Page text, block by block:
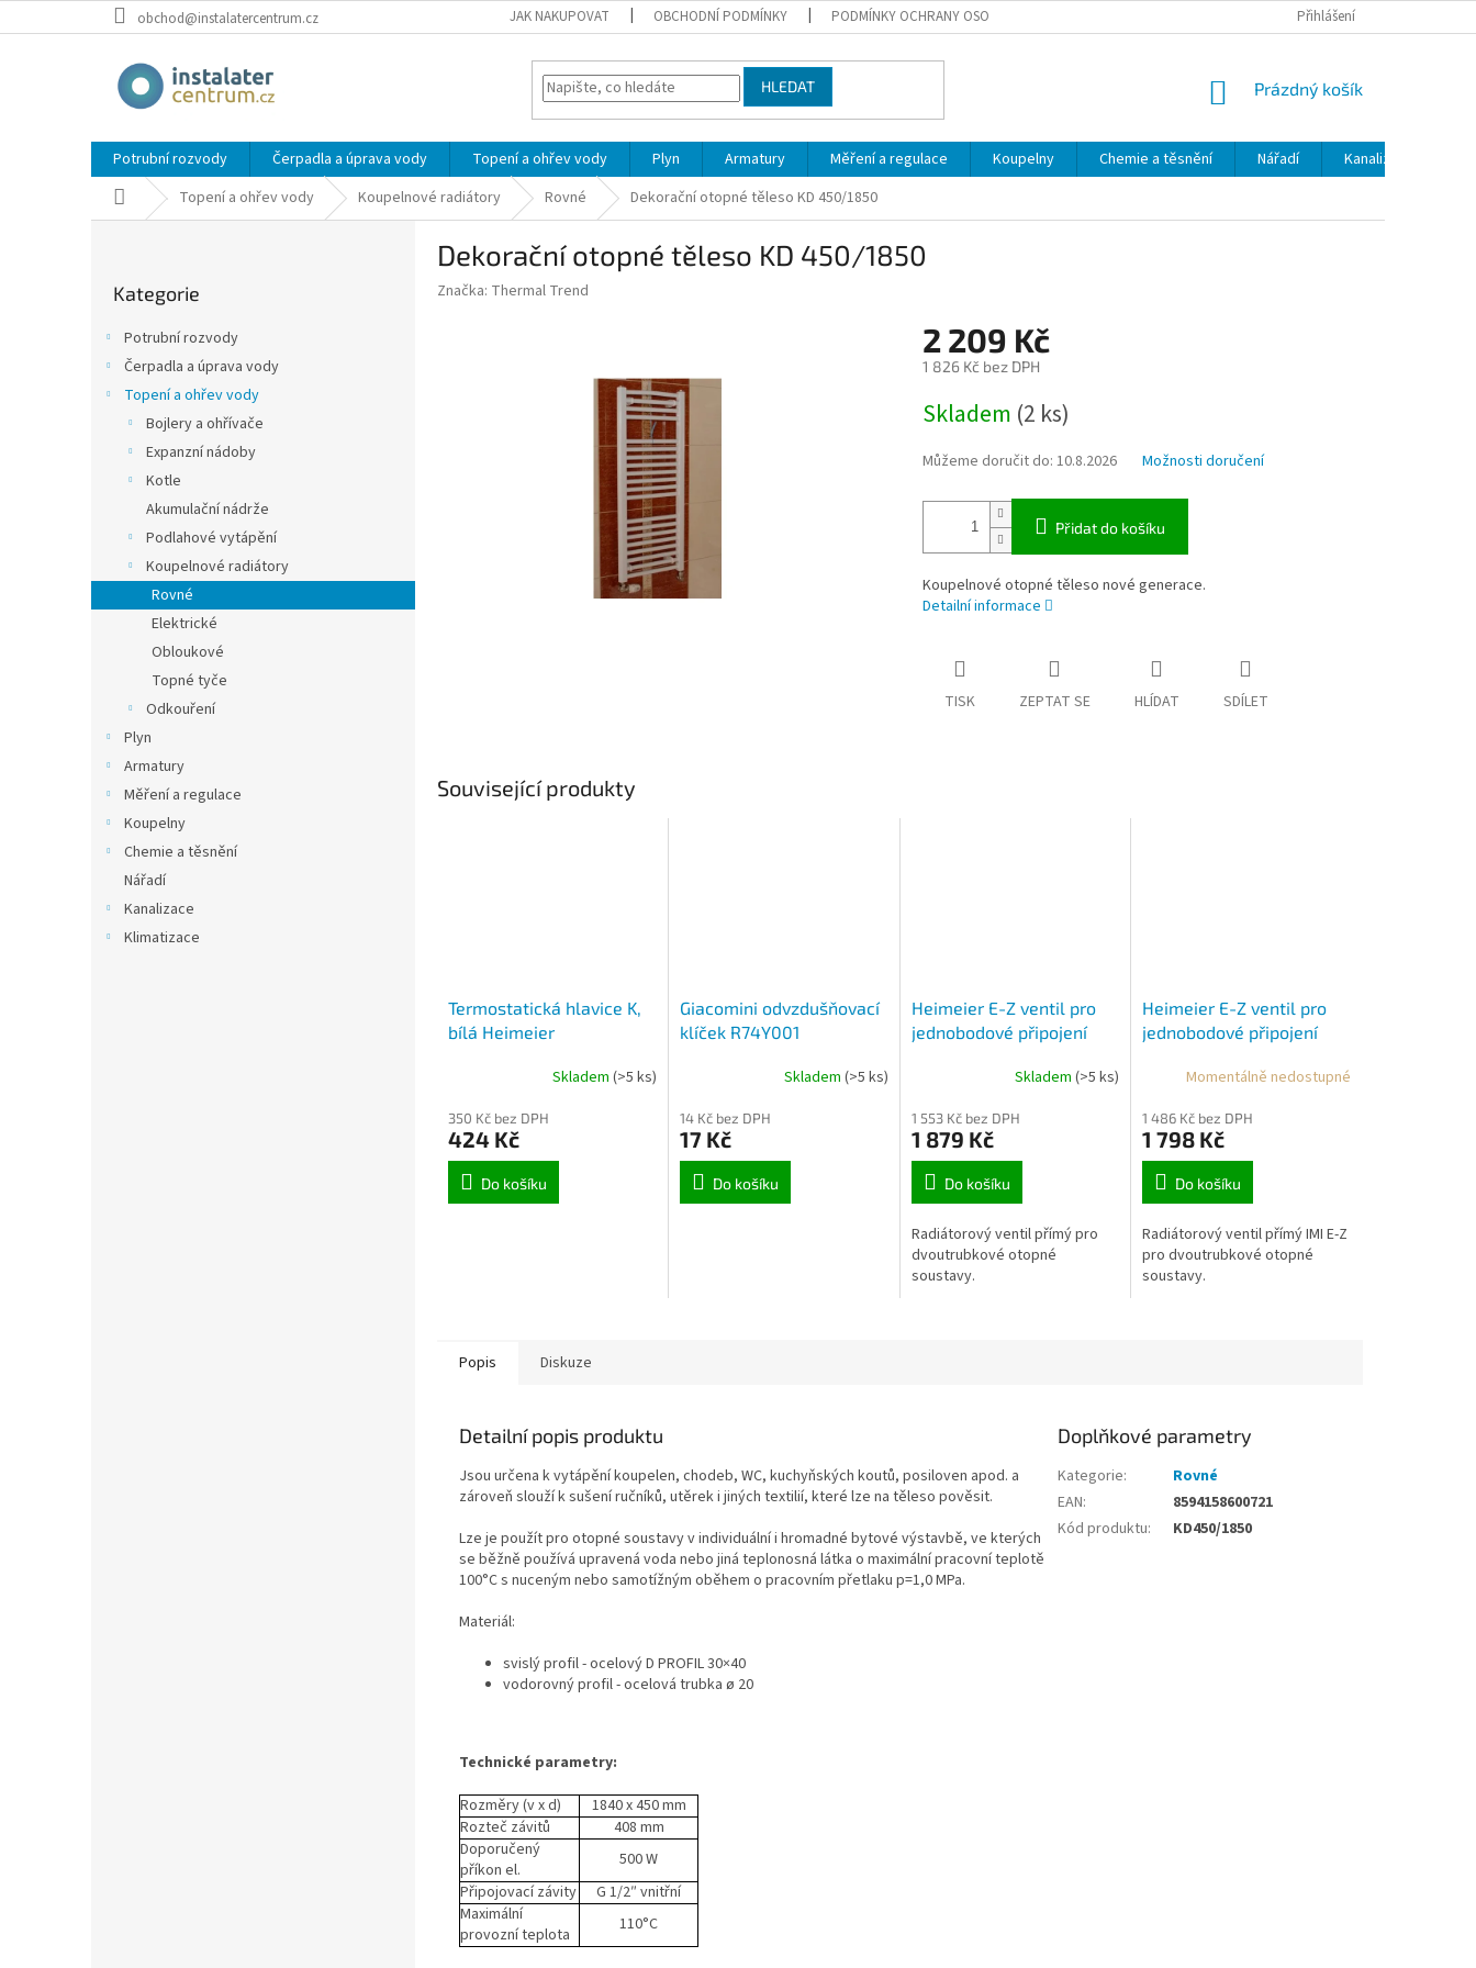
na
obchod@instalatercentrum.cz JAK NAKUPOVAT OBCHODNÍ PODMÍNKY PODMÍNKY OCHRANY OSOBNÍCH ÚDAJŮ MOJE OBJEDNÁVKA
Přihlášení
HLEDAT
NÁKUPNÍ
Prázdný košík
Potrubní rozvody Čerpadla a úprava vody Topení a ohřev vody Plyn Armatury Měření a regulace Koupelny Chemie a těsnění Nářadí Kanalizace
Domů Topení a ohřev vody Koupelnové radiátory Rovné Dekorační otopné těleso KD 450/1850
kategorie
Kategorie
Potrubní rozvody
Čerpadla a úprava vody
Topení a ohřev vody
Bojlery a ohřívače
Expanzní nádoby
Kotle
Akumulační nádrže
Podlahové vytápění
Koupelnové radiátory
Rovné
Elektrické
Obloukové
Topné tyče
Odkouření
Plyn
Armatury
Měření a regulace
Koupelny
Chemie a těsnění
Nářadí
Kanalizace
Klimatizace
Dekorační otopné těleso KD 450/1850
Značka: Thermal Trend
2 209 Kč
1 826 Kč bez DPH
cena:
Skladem (2 ks)
Můžeme doručit do: 10.8.2026 Možnosti doručení
Přidat do košíku
Koupelnové otopné těleso nové generace.
Detailní informace
TISK ZEPTAT SE HLÍDAT SDÍLET
Související produkty
Termostatická hlavice K,
bílá Heimeier
Skladem (>5 ks)
350 Kč bez DPH
424 Kč
Do košíku
Giacomini odvzdušňovací
klíček R74Y001
Skladem (>5 ks)
14 Kč bez DPH
17 Kč
Do košíku
Heimeier E-Z ventil pro
jednobodové připojení
Skladem(>5 ks)
1 553 Kč bez DPH
1 879 Kč
Do košíku
Radiátorový ventil přímý pro
dvoutrubkové otopné
soustavy.
Heimeier E-Z ventil pro
jednobodové připojení
Momentálně nedostupné
1 486 Kč bez DPH
1 798 Kč
Do košíku
Radiátorový ventil přímý IMI E-Z
pro dvoutrubkové otopné
soustavy.
Popis Diskuze
Detailní popis produktu
Jsou určena k vytápění koupelen, chodeb, WC, kuchyňských koutů, posiloven apod. a
zároveň slouží k sušení ručníků, utěrek i jiných textilií, které lze na těleso pověsit.
Lze je použít pro otopné soustavy v individuální i hromadné bytové výstavbě, ve kterých
se běžně používá upravená voda nebo jiná teplonosná látka o maximální pracovní teplotě
100°C s nuceným nebo samotížným oběhem o pracovním přetlaku p=1,0 MPa.
Materiál:
svislý profil - ocelový D PROFIL 30×40
vodorovný profil - ocelová trubka ø 20
Technické parametry:
Rozměry (v x d)
1840 x 450 mm
Rozteč závitů
408 mm
Doporučený
příkon el.
500 W
Připojovací závity
G 1/2″ vnitřní
Maximální
provozní teplota
110°C
Doplňkové parametry
Kategorie:
Rovné
EAN:
8594158600721
Kód produktu: KD450/1850